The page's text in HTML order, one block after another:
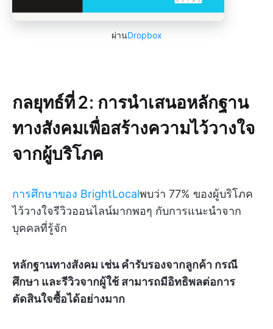
ผ่านDropbox
กลยุทธ์ที่ 2: การนำเสนอหลักฐาน
ทางสังคมเพื่อสร้างความไว้วางใจ
จากผู้บริโภค
การศึกษาของ BrightLocalพบว่า 77% ของผู้บริโภค
ไว้วางใจรีวิวออนไลน์มากพอๆ กับการแนะนำจาก
บุคคลที่รู้จัก
หลักฐานทางสังคม เช่น คำรับรองจากลูกค้า กรณี
ศึกษา และรีวิวจากผู้ใช้ สามารถมีอิทธิพลต่อการ
ตัดสินใจซื้อได้อย่างมาก